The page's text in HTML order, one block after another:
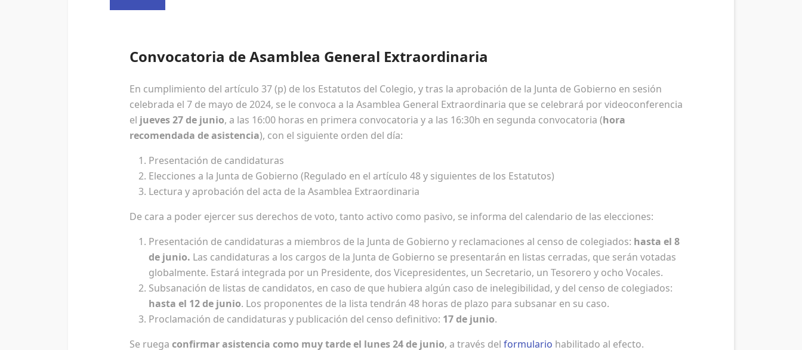
Convocatoria de Asamblea General Extraordinaria
En cumplimiento del artículo 37 (p) de los Estatutos del Colegio, y tras la aprobación de la Junta de Gobierno en sesión
celebrada el 7 de mayo de 2024, se le convoca a la Asamblea General Extraordinaria que se celebrará por videoconferencia
el jueves 27 de junio, a las 16:00 horas en primera convocatoria y a las 16:30h en segunda convocatoria (hora
recomendada de asistencia), con el siguiente orden del día:
Presentación de candidaturas
Elecciones a la Junta de Gobierno (Regulado en el artículo 48 y siguientes de los Estatutos)
Lectura y aprobación del acta de la Asamblea Extraordinaria
De cara a poder ejercer sus derechos de voto, tanto activo como pasivo, se informa del calendario de las elecciones:
Presentación de candidaturas a miembros de la Junta de Gobierno y reclamaciones al censo de colegiados: hasta el 8
de junio. Las candidaturas a los cargos de la Junta de Gobierno se presentarán en listas cerradas, que serán votadas
globalmente. Estará integrada por un Presidente, dos Vicepresidentes, un Secretario, un Tesorero y ocho Vocales.
Subsanación de listas de candidatos, en caso de que hubiera algún caso de inelegibilidad, y del censo de colegiados:
hasta el 12 de junio. Los proponentes de la lista tendrán 48 horas de plazo para subsanar en su caso.
Proclamación de candidaturas y publicación del censo definitivo: 17 de junio.
Se ruega confirmar asistencia como muy tarde el lunes 24 de junio, a través del formulario habilitado al efecto.